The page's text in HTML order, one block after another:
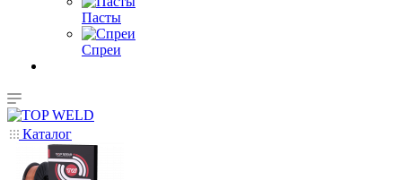
Пасты
Спреи
Каталог